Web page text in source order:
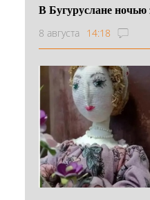
В Бугуруслане ночью
8 августа 14:18